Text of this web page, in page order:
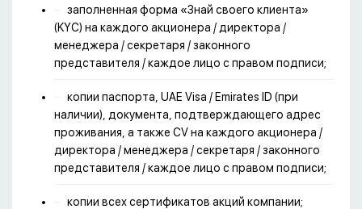
заполненная форма «Знай своего клиента»
(KYC) на каждого акционера / директора /
менеджера / секретаря / законного
представителя / каждое лицо с правом подписи;
копии паспорта, UAE Visa / Emirates ID (при
наличии), документа, подтверждающего адрес
проживания, а также CV на каждого акционера /
директора / менеджера / секретаря / законного
представителя / каждое лицо с правом подписи;
копии всех сертификатов акций компании;